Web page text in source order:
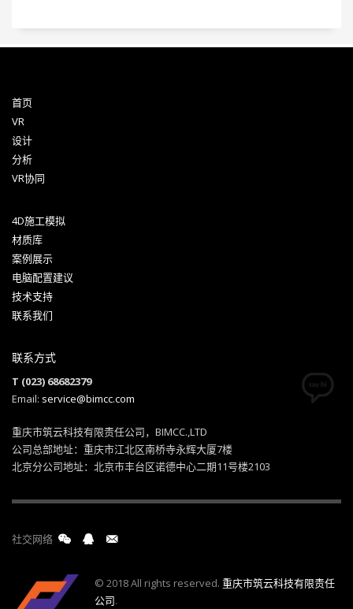
首页
VR
设计
分析
VR协同
4D施工模拟
材质库
案例展示
电脑配置建议
技术支持
联系我们
联系方式
T (023) 68682379
Email: service@bimcc.com
重庆市筑云科技有限责任公司，BIMCC.,LTD
公司总部地址：重庆市江北区南桥寺永辉大厦7楼
北京分公司地址：北京市丰台区诺德中心二期11号楼2103
社交网络
© 2018 All rights reserved. 重庆市筑云科技有限责任
公司.